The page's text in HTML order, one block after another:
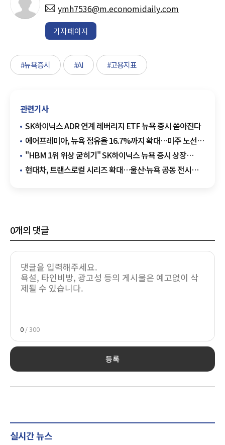
ymh7536@m.economidaily.com
기자페이지
#뉴욕증시 #AI #고용지표
관련기사
SK하이닉스 ADR 연계 레버리지 ETF 뉴욕 증시 쏟아진다
에어프레미아, 뉴욕 점유율 16.7%까지 확대…미주 노선
안착
"HBM 1위 위상 굳히기" SK하이닉스 뉴욕 증시 상장
추진에 반도체 업계 술렁
현대차, 트랜스로컬 시리즈 확대…울산·뉴욕 공동 전시
0개의 댓글
0 / 300
등록
실시간 뉴스